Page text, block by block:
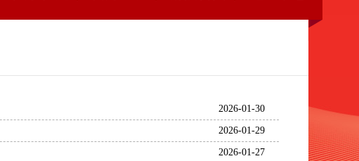
2026-01-30
2026-01-29
2026-01-27